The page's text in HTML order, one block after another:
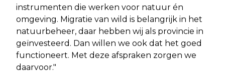
instrumenten die werken voor natuur én
omgeving. Migratie van wild is belangrijk in het
natuurbeheer, daar hebben wij als provincie in
geïnvesteerd. Dan willen we ook dat het goed
functioneert. Met deze afspraken zorgen we
daarvoor."